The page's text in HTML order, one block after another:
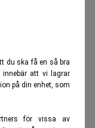
du ska få en så bra
innebär att vi lagrar
på din enhet, som
för vissa av